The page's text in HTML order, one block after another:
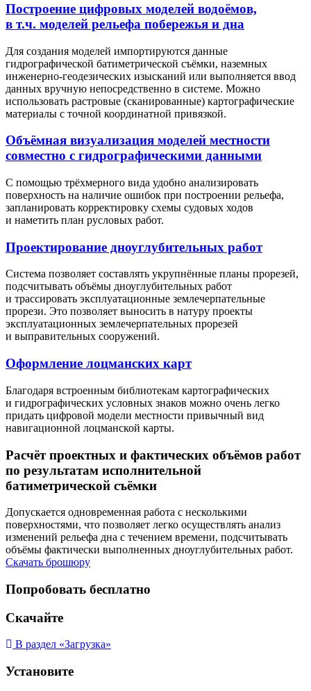
Построение цифровых моделей водоёмов,
в т.ч. моделей рельефа побережья и дна
Для создания моделей импортируются данные
гидрографической батиметрической съёмки, наземных
инженерно-геодезических изысканий или выполняется ввод
данных вручную непосредственно в системе. Можно
использовать растровые (сканированные) картографические
материалы с точной координатной привязкой.
Объёмная визуализация моделей местности
совместно с гидрографическими данными
С помощью трёхмерного вида удобно анализировать
поверхность на наличие ошибок при построении рельефа,
запланировать корректировку схемы судовых ходов
и наметить план русловых работ.
Проектирование дноуглубительных работ
Система позволяет составлять укрупнённые планы прорезей,
подсчитывать объёмы дноуглубительных работ
и трассировать эксплуатационные землечерпательные
прорези. Это позволяет выносить в натуру проекты
эксплуатационных землечерпательных прорезей
и выправительных сооружений.
Оформление лоцманских карт
Благодаря встроенным библиотекам картографических
и гидрографических условных знаков можно очень легко
придать цифровой модели местности привычный вид
навигационной лоцманской карты.
Расчёт проектных и фактических объёмов работ
по результатам исполнительной
батиметрической съёмки
Допускается одновременная работа с несколькими
поверхностями, что позволяет легко осуществлять анализ
изменений рельефа дна с течением времени, подсчитывать
объёмы фактически выполненных дноуглубительных работ.
Скачать брошюру
Попробовать бесплатно
Скачайте
В раздел «Загрузка»
Установите